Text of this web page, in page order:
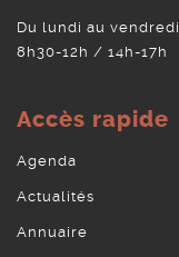
Du lundi au vendredi
8h30-12h / 14h-17h
Accès rapide
Agenda
Actualités
Annuaire